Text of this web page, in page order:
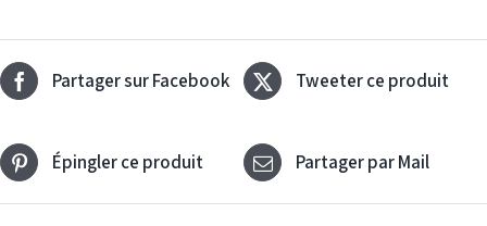
Partager sur Facebook Tweeter ce produit
Épingler ce produit Partager par Mail